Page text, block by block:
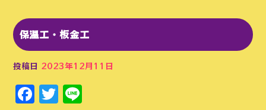
保温工・板金工
投稿日 2023年12月11日
Facebook
Twitter